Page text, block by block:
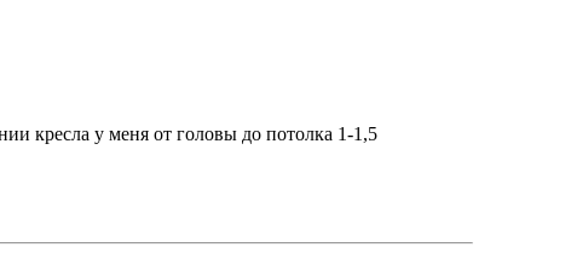
кресла у меня от головы до потолка 1-1,5